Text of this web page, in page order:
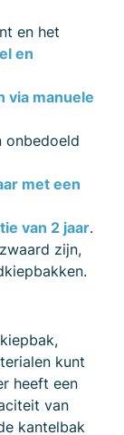
en het
en
via manuele
onbedoeld
met een
van 2 jaar.
zijn,
kunt
heeft een
van
kantelbak